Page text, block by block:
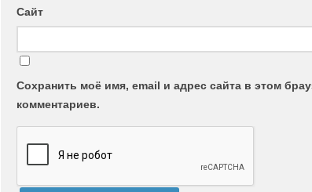
Сайт
Сохранить моё имя, email и адрес сайта в этом
комментариев.